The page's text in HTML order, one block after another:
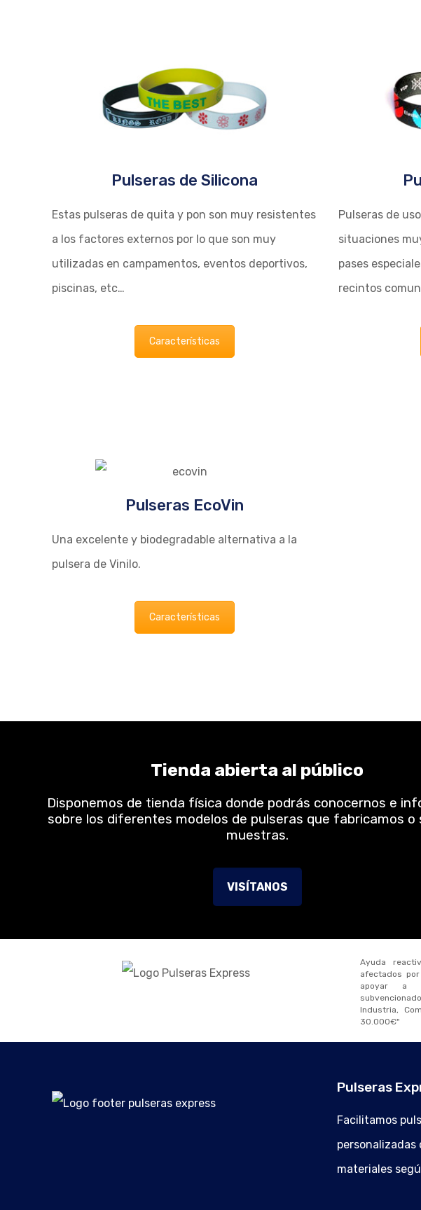
Pulseras de Silicona
Estas pulseras de quita y pon son muy resistentes
a los factores externos por lo que son muy
utilizadas en campamentos, eventos deportivos,
piscinas, etc…
Características
Pulseras de
situaciones
pases
recintos
Pulseras EcoVin
Una excelente y biodegradable alternativa a la
pulsera de Vinilo.
Características
Tienda abierta al público
Disponemos de tienda física donde podrás conocernos e
sobre los diferentes modelos de pulseras que fabricamos o
muestras.
VISÍTANOS
Ayuda
afectados
apoyar a
Industria,
30.000€"
Pulseras
Facilitamos
materiales